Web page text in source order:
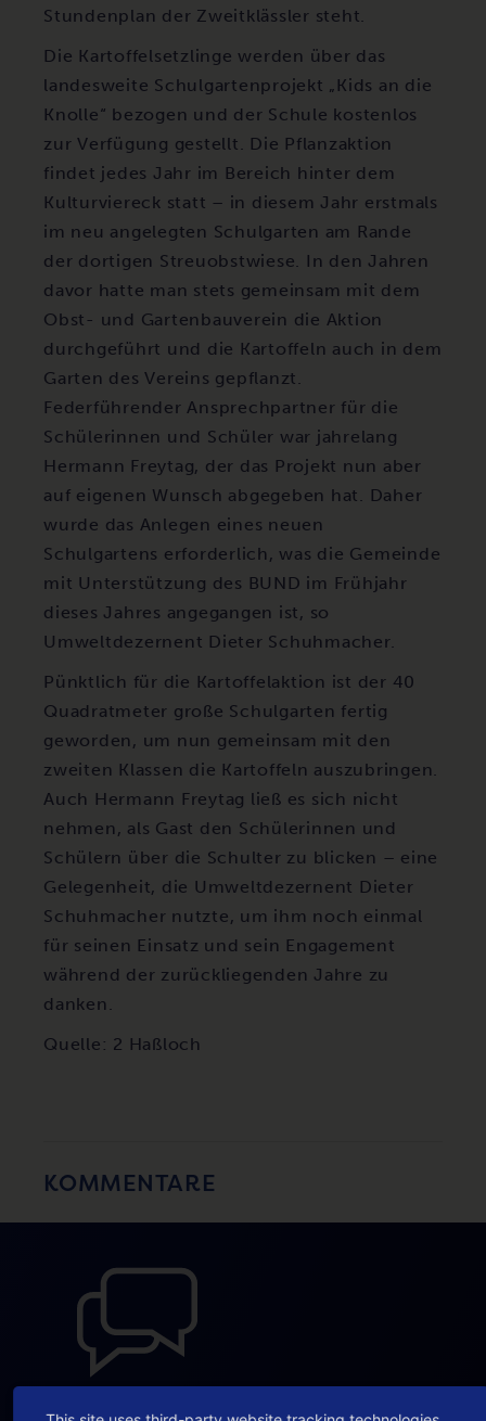
Stundenplan der Zweitklässler steht.
Die Kartoffelsetzlinge werden über das
landesweite Schulgartenprojekt „Kids an die
Knolle“ bezogen und der Schule kostenlos
zur Verfügung gestellt. Die Pflanzaktion
findet jedes Jahr im Bereich hinter dem
Kulturviereck statt – in diesem Jahr erstmals
im neu angelegten Schulgarten am Rande
der dortigen Streuobstwiese. In den Jahren
davor hatte man stets gemeinsam mit dem
Obst- und Gartenbauverein die Aktion
durchgeführt und die Kartoffeln auch in dem
Garten des Vereins gepflanzt.
Federführender Ansprechpartner für die
Schülerinnen und Schüler war jahrelang
Hermann Freytag, der das Projekt nun aber
auf eigenen Wunsch abgegeben hat. Daher
wurde das Anlegen eines neuen
Schulgartens erforderlich, was die Gemeinde
mit Unterstützung des BUND im Frühjahr
dieses Jahres angegangen ist, so
Umweltdezernent Dieter Schuhmacher.
Pünktlich für die Kartoffelaktion ist der 40
Quadratmeter große Schulgarten fertig
geworden, um nun gemeinsam mit den
zweiten Klassen die Kartoffeln auszubringen.
Auch Hermann Freytag ließ es sich nicht
nehmen, als Gast den Schülerinnen und
Schülern über die Schulter zu blicken – eine
Gelegenheit, die Umweltdezernent Dieter
Schuhmacher nutzte, um ihm noch einmal
für seinen Einsatz und sein Engagement
während der zurückliegenden Jahre zu
danken.
Quelle: 2 Haßloch
KOMMENTARE